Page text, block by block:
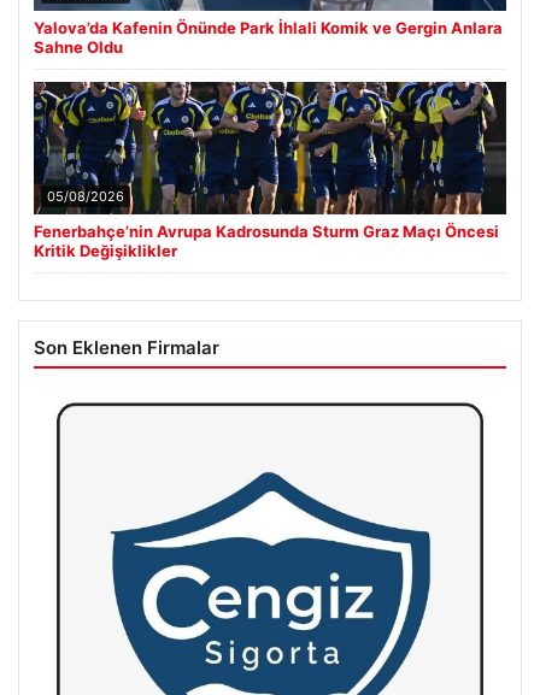
Yalova’da Kafenin Önünde Park İhlali Komik ve Gergin Anlara
Sahne Oldu
05/08/2026
Fenerbahçe’nin Avrupa Kadrosunda Sturm Graz Maçı Öncesi
Kritik Değişiklikler
Son Eklenen Firmalar